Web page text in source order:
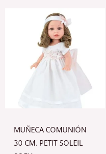
MUÑECA COMUNIÓN
30 CM. PETIT SOLEIL